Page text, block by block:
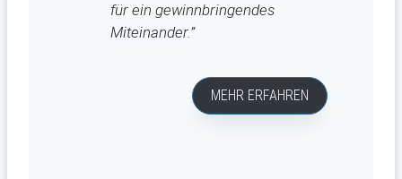
für ein gewinnbringendes
Miteinander.”
MEHR ERFAHREN